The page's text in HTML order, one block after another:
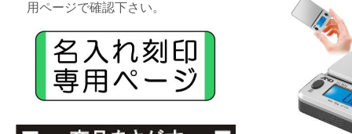
用ページで確認下さい。